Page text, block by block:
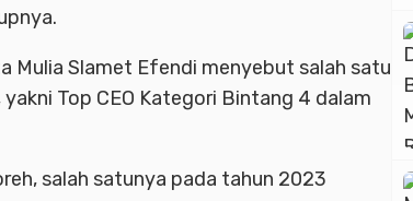
Mulia Slamet Efendi menyebut salah satu
Top CEO Kategori Bintang 4 dalam
salah satunya pada tahun 2023